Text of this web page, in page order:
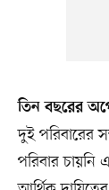
তিন বছরের
দুই পরিবারের
পরিবার চায়নি